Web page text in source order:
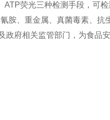
ATP荧光三种检测手段，可
胺、重金属、真菌毒素、抗
政府相关监管部门，为食品